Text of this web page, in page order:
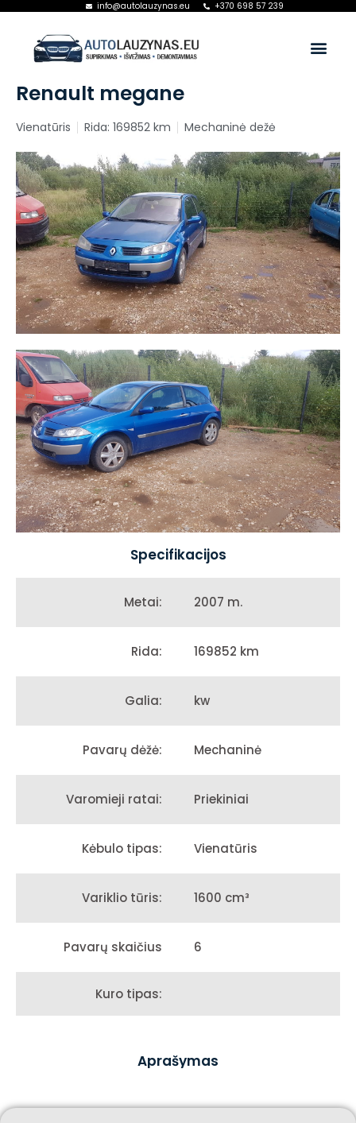
info@autolauzynas.eu +370 698 57 239
Renault megane
Vienatūris Rida: 169852 km Mechaninė dežė
Specifikacijos
Metai: 2007 m.
Rida: 169852 km
Galia: kw
Pavarų dėžė: Mechaninė
Varomieji ratai: Priekiniai
Kėbulo tipas: Vienatūris
Variklio tūris: 1600 cm³
Pavarų skaičius 6
Kuro tipas:
Aprašymas